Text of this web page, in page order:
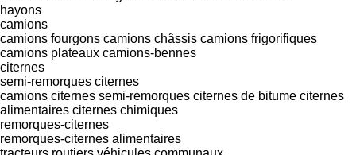
hayons
camions
camions fourgons camions châssis camions frigorifiques
camions plateaux camions-bennes
citernes
semi-remorques citernes
camions citernes semi-remorques citernes de bitume citernes
alimentaires citernes chimiques
remorques-citernes
remorques-citernes alimentaires